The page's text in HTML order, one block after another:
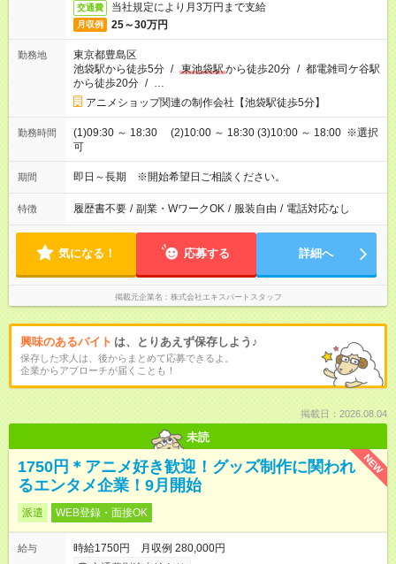
交通費 当社規定により月3万円まで支給
月収例 25～30万円
勤務地
東京都豊島区
池袋駅から徒歩5分 / 東池袋駅から徒歩20分 / 都電雑司ケ谷駅
から徒歩20分 / …
アニメショップ関連の制作会社【池袋駅徒歩5分】
勤務時間
(1)09:30 ～ 18:30 (2)10:00 ～ 18:30 (3)10:00 ～ 18:00 ※選択
可
期間 即日～長期 ※開始希望日ご相談ください。
特徴 履歴書不要 / 副業・WワークOK / 服装自由 / 電話対応なし
気になる！ 応募する 詳細へ
掲載元企業名 株式会社エキスパートスタッフ
興味のあるバイト は、とりあえず保存しよう♪
保存した求人は、後からまとめて応募できるよ。
企業からアプローチが届くことも！
掲載日：2026.08.04
未読
NEW
1750円＊アニメ好き歓迎！グッズ制作に関われ
るエンタメ企業！9月開始
派遣 WEB登録・面接OK
給与
時給1750円 月収例 280,000円